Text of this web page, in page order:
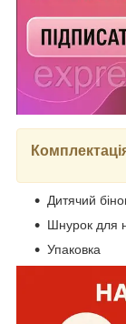
Дитячий
Шнурок для
Упаковка